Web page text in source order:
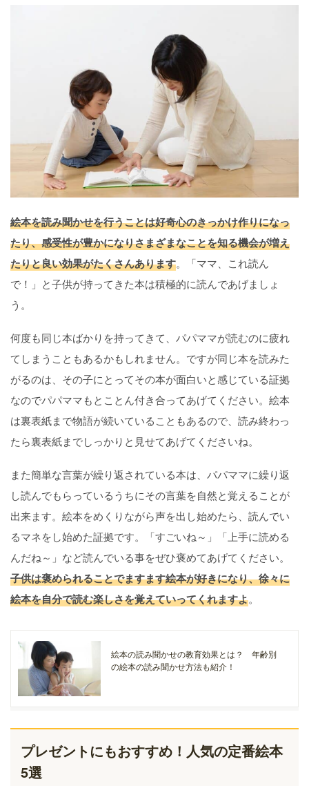
絵本を読み聞かせを行うことは好奇心のきっかけ作りになっ
たり、感受性が豊かになりさまざまなことを知る機会が増え
たりと良い効果がたくさんあります。「ママ、これ読ん
で！」と子供が持ってきた本は積極的に読んであげましょ
う。
何度も同じ本ばかりを持ってきて、パパママが読むのに疲れ
てしまうこともあるかもしれません。ですが同じ本を読みた
がるのは、その子にとってその本が面白いと感じている証拠
なのでパパママもとことん付き合ってあげてください。絵本
は裏表紙まで物語が続いていることもあるので、読み終わっ
たら裏表紙までしっかりと見せてあげてくださいね。
また簡単な言葉が繰り返されている本は、パパママに繰り返
し読んでもらっているうちにその言葉を自然と覚えることが
出来ます。絵本をめくりながら声を出し始めたら、読んでい
るマネをし始めた証拠です。「すごいね～」「上手に読める
んだね～」など読んでいる事をぜひ褒めてあげてください。
子供は褒められることでますます絵本が好きになり、徐々に
絵本を自分で読む楽しさを覚えていってくれますよ。
絵本の読み聞かせの教育効果とは？ 年齢別
の絵本の読み聞かせ方法も紹介！
プレゼントにもおすすめ！人気の定番絵本
5選